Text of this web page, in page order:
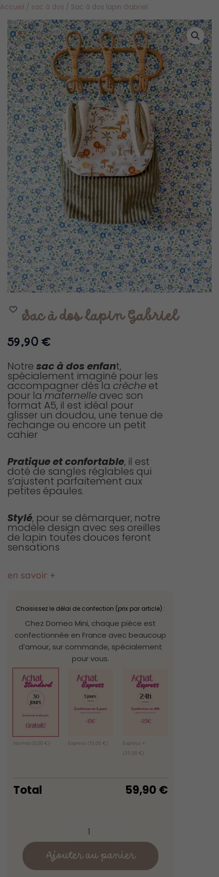
Accueil / sac à dos / Sac à dos lapin Gabriel
Sac à dos lapin Gabriel
59,90 €
Notre sac à dos enfant,
spécialement imaginé pour les
accompagner dés la crèche et
pour lamaternelle avec son
format A5, il est idéal pour
glisser un doudou, une tenue de
rechange ou encore un petit
cahier
Pratique et confortable, il est
doté de sangles réglables qui
s’ajustent parfaitement aux
petites épaules.
Stylé, pour se démarquer, notre
modèle design avec ses oreilles
de lapin toutes douces feront
sensations
en savoir +
Choisissez le délai de confection (prix par article) :
Chez Domeo Mini, chaque pièce est
confectionnée en France avec beaucoup
d’amour, sur commande, spécialement
pour vous.
Normal (0,00 €) Express (15,00 €)
Express +
(25,00 €)
Total 59,90 €
de
à
dos
lapin
Ajouter au panier